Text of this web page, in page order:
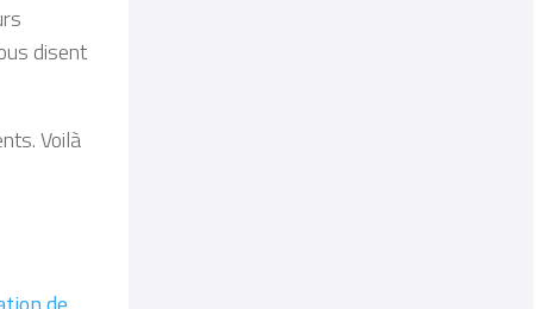
disent
Voilà